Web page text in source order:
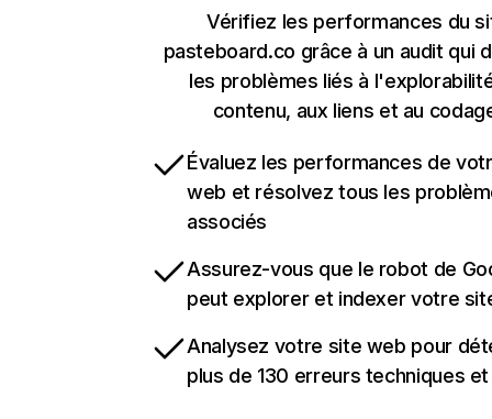
Vérifiez les performances du
pasteboard.co grâce à un audit qui
les problèmes liés à
contenu, aux liens et au
Évaluez les performances de
web et résolvez tous les
associés
Assurez-vous que le robot de
peut explorer et indexer votre
Analysez votre site web pour
plus de 130 erreurs techniques et